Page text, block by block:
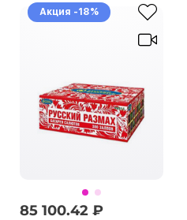
Акция -18%
85 100.42 ₽